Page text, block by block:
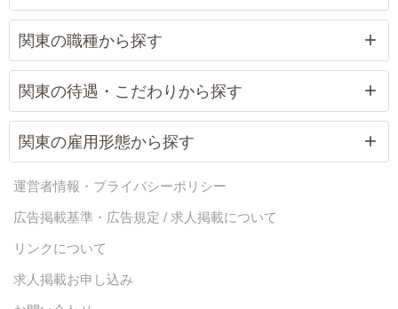
関東の職種から探す
関東の待遇・こだわりから探す
関東の雇用形態から探す
運営者情報・プライバシーポリシー
広告掲載基準・広告規定 / 求人掲載について
リンクについて
求人掲載お申し込み